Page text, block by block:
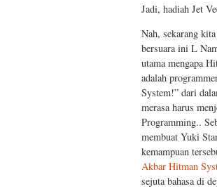
Jadi, hadiah Jet
Nah, sekarang
bersuara ini L
utama mengapa
adalah
System!” dari
merasa harus
Programming..
membuat Yuki
kemampuan
Akbar Hitman
sejuta bahasa di